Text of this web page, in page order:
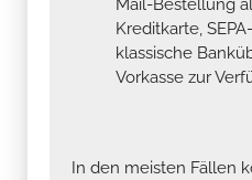
Mail-Bestellung
Kreditkarte,
klassische
Vorkasse zur
In den meisten Fällen